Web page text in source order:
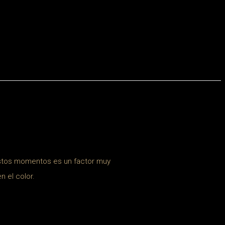
momentos es un factor muy
el color.